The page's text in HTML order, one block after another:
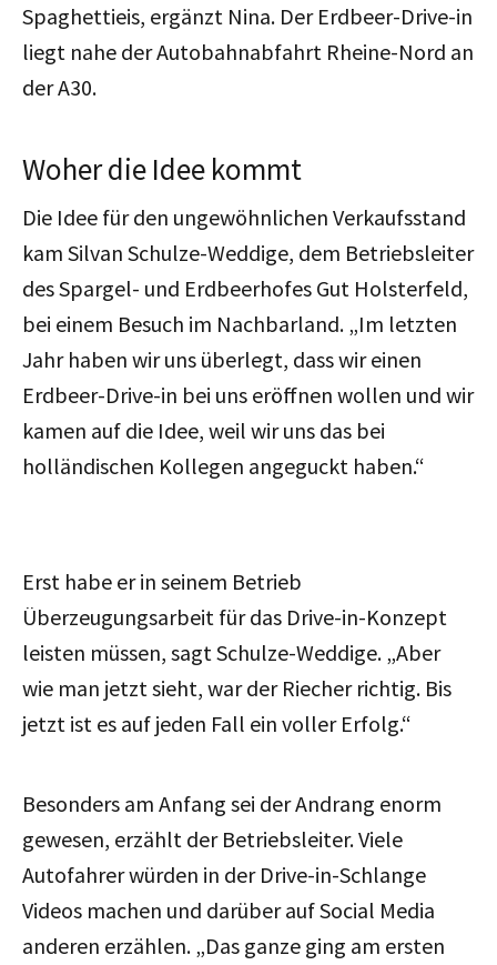
Spaghettieis, ergänzt Nina. Der Erdbeer-Drive-in
liegt nahe der Autobahnabfahrt Rheine-Nord an
der A30.
Woher die Idee kommt
Die Idee für den ungewöhnlichen Verkaufsstand
kam Silvan Schulze-Weddige, dem Betriebsleiter
des Spargel- und Erdbeerhofes Gut Holsterfeld,
bei einem Besuch im Nachbarland. „Im letzten
Jahr haben wir uns überlegt, dass wir einen
Erdbeer-Drive-in bei uns eröffnen wollen und wir
kamen auf die Idee, weil wir uns das bei
holländischen Kollegen angeguckt haben.“
Erst habe er in seinem Betrieb
Überzeugungsarbeit für das Drive-in-Konzept
leisten müssen, sagt Schulze-Weddige. „Aber
wie man jetzt sieht, war der Riecher richtig. Bis
jetzt ist es auf jeden Fall ein voller Erfolg.“
Besonders am Anfang sei der Andrang enorm
gewesen, erzählt der Betriebsleiter. Viele
Autofahrer würden in der Drive-in-Schlange
Videos machen und darüber auf Social Media
anderen erzählen. „Das ganze ging am ersten